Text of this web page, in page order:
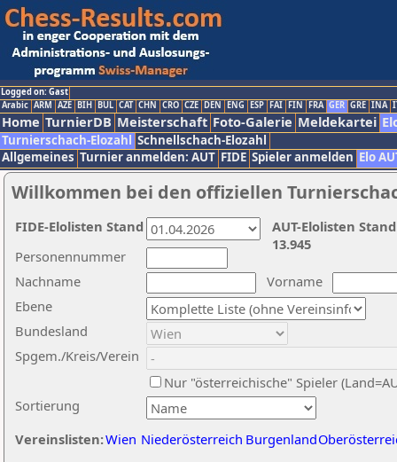
Logged on: Gast
Arabic ARM AZE BIH BUL CAT CHN CRO CZE DEN ENG ESP FAI FIN FRA GER GRE INA
Home TurnierDB Meisterschaft Foto-Galerie Meldekartei
Turnierschach-Elozahl Schnellschach-Elozahl
Allgemeines Turnier anmelden: AUT FIDE Spieler anmelden Elo
Willkommen bei den offiziellen
Nachname
Vorname
Ebene
Sortierung
Personennummer
Bundesland
Spgem./Kreis/Verein
Nur "österreichische" Spieler
Vereinslisten:Wien Niederösterreich Burgenland
AUT-Elolisten
13.945
FIDE-Elolisten Stand